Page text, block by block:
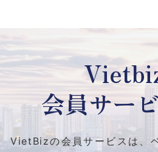
会員サー
VietBizの会員サービスは、